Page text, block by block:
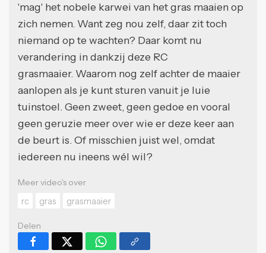
'mag' het nobele karwei van het gras maaien op
zich nemen. Want zeg nou zelf, daar zit toch
niemand op te wachten? Daar komt nu
verandering in dankzij deze RC
grasmaaier. Waarom nog zelf achter de maaier
aanlopen als je kunt sturen vanuit je luie
tuinstoel. Geen zweet, geen gedoe en vooral
geen geruzie meer over wie er deze keer aan
de beurt is. Of misschien juist wel, omdat
iedereen nu ineens wél wil?
Meer video's over
rc
gras grasmaaier
Delen